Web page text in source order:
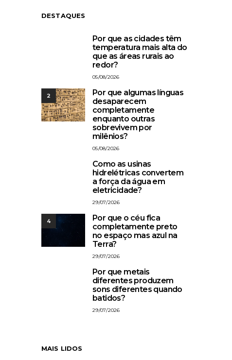
DESTAQUES
Por que as cidades têm
temperatura mais alta do
que as áreas rurais ao
redor?
05/08/2026
2
Por que algumas línguas
desaparecem
completamente
enquanto outras
sobrevivem por
milênios?
05/08/2026
Como as usinas
hidrelétricas convertem
a força da água em
eletricidade?
29/07/2026
4
Por que o céu fica
completamente preto
no espaço mas azul na
Terra?
29/07/2026
Por que metais
diferentes produzem
sons diferentes quando
batidos?
29/07/2026
MAIS LIDOS